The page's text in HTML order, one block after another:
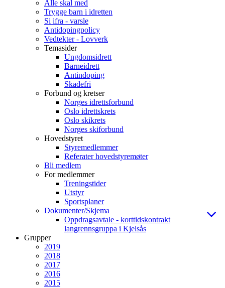
Alle skal med
Trygge barn i idretten
Si ifra - varsle
Antidopingpolicy
Vedtekter - Lovverk
Temasider
Ungdomsidrett
Barneidrett
Antindoping
Skadefri
Forbund og kretser
Norges idrettsforbund
Oslo idrettskrets
Oslo skikrets
Norges skiforbund
Hovedstyret
Styremedlemmer
Referater hovedstyremøter
Bli medlem
For medlemmer
Treningstider
Utstyr
Sportsplaner
Dokumenter/Skjema
Oppdragsavtale - korttidskontrakt
langrennsgruppa i Kjelsås
Grupper
2019
2018
2017
2016
2015